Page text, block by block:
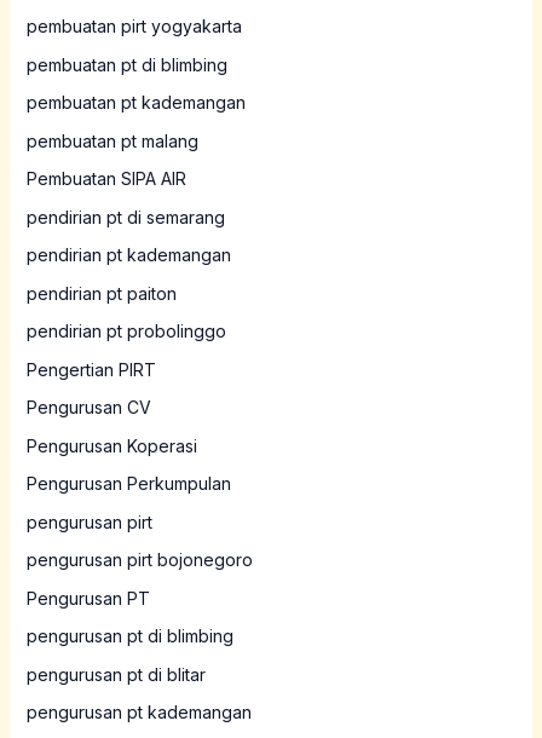
pembuatan pirt yogyakarta
pembuatan pt di blimbing
pembuatan pt kademangan
pembuatan pt malang
Pembuatan SIPA AIR
pendirian pt di semarang
pendirian pt kademangan
pendirian pt paiton
pendirian pt probolinggo
Pengertian PIRT
Pengurusan CV
Pengurusan Koperasi
Pengurusan Perkumpulan
pengurusan pirt
pengurusan pirt bojonegoro
Pengurusan PT
pengurusan pt di blimbing
pengurusan pt di blitar
pengurusan pt kademangan